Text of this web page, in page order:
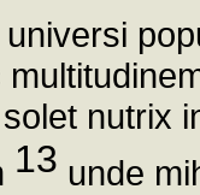
nutrix
13 unde